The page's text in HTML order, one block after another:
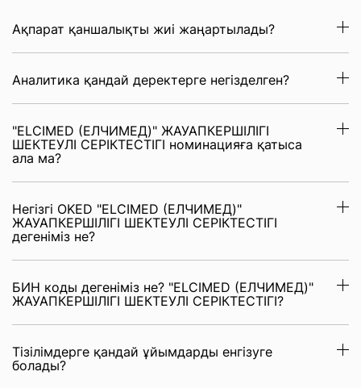
Ақпарат қаншалықты жиі жаңартылады?
Аналитика қандай деректерге негізделген?
"ELCIMED (ЕЛЧИМЕД)" ЖАУАПКЕРШІЛІГІ
ШЕКТЕУЛІ СЕРІКТЕСТІГІ номинацияға қатыса
ала ма?
Негізгі OKED "ELCIMED (ЕЛЧИМЕД)"
ЖАУАПКЕРШІЛІГІ ШЕКТЕУЛІ СЕРІКТЕСТІГІ
дегеніміз не?
БИН коды дегеніміз не? "ELCIMED (ЕЛЧИМЕД)"
ЖАУАПКЕРШІЛІГІ ШЕКТЕУЛІ СЕРІКТЕСТІГІ?
Тізілімдерге қандай ұйымдарды енгізуге
болады?